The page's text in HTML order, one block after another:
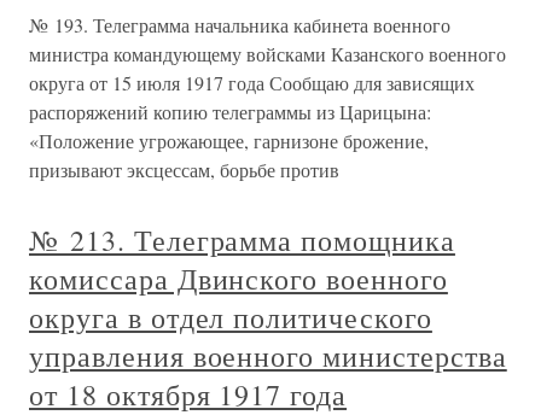
№ 193. Телеграмма начальника кабинета военного
министра командующему войсками Казанского военного
округа от 15 июля 1917 года Сообщаю для зависящих
распоряжений копию телеграммы из Царицына:
«Положение угрожающее, гарнизоне брожение,
призывают эксцессам, борьбе против
№ 213. Телеграмма помощника
комиссара Двинского военного
округа в отдел политического
управления военного министерства
от 18 октября 1917 года